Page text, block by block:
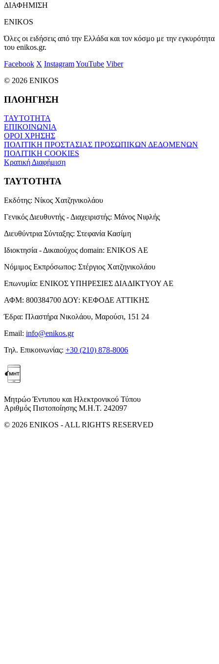
ΔΙΑΦΗΜΙΣΗ
ENIKOS
Όλες οι ειδήσεις από την Ελλάδα και τον κόσμο με την εγκυρότητα
του enikos.gr.
Facebook X InstagramYouTube Viber
© 2026 ENIKOS
ΠΛΟΗΓΗΣΗ
ΤΑΥΤΟΤΗΤΑ
ΕΠΙΚΟΙΝΩΝΙΑ
ΟΡΟΙ ΧΡΗΣΗΣ
ΠΟΛΙΤΙΚΗ ΠΡΟΣΤΑΣΙΑΣ ΠΡΟΣΩΠΙΚΩΝ ΔΕΔΟΜΕΝΩΝ
ΠΟΛΙΤΙΚΗ COOKIES
Κρατική Διαφήμιση
ΤΑΥΤΟΤΗΤΑ
Εκδότης: Νίκος Χατζηνικολάου
Γενικός Διευθυντής - Διαχειριστής: Μάνος Νιφλής
Διευθύντρια Σύνταξης: Στεφανία Κασίμη
Ιδιοκτησία - Δικαιούχος domain: ENIKOS AE
Νόμιμος Εκπρόσωπος: Στέργιος Χατζηνικολάου
Επωνυμία: ΕΝΙΚΟΣ ΥΠΗΡΕΣΙΕΣ ΔΙΑΔΙΚΤΥΟΥ ΑΕ
ΑΦΜ: 800384700 ΔΟΥ: ΚΕΦΟΔΕ ΑΤΤΙΚΗΣ
Έδρα: Πλαστήρα Νικολάου, Μαρούσι, 151 24
Email: info@enikos.gr
Τηλ. Επικοινωνίας: +30 (210) 878-8006
Μητρώο Έντυπου και Ηλεκτρονικού Τύπου
Αριθμός Πιστοποίησης Μ.Η.Τ. 242097
© 2026 ENIKOS - ALL RIGHTS RESERVED